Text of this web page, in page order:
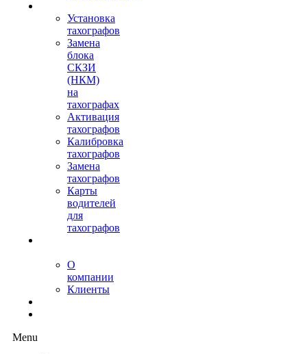
Установка
тахографов
Замена
блока
СКЗИ
(НКМ)
на
тахографах
Активация
тахографов
Калибровка
тахографов
Замена
тахографов
Карты
водителей
для
тахографов
О
компании
Клиенты
Menu